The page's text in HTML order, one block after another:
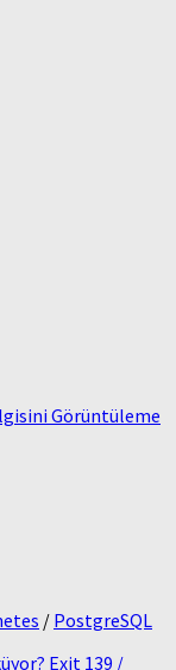
Görüntüleme
/ PostgreSQL
Exit 139 /